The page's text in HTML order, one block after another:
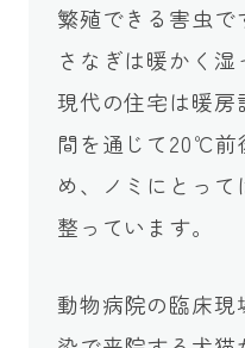
繁殖できる害虫で
さなぎは暖かく湿
現代の住宅は暖
間を通じて20℃前
め、ノミにとっ
整っています。
動物病院の臨床